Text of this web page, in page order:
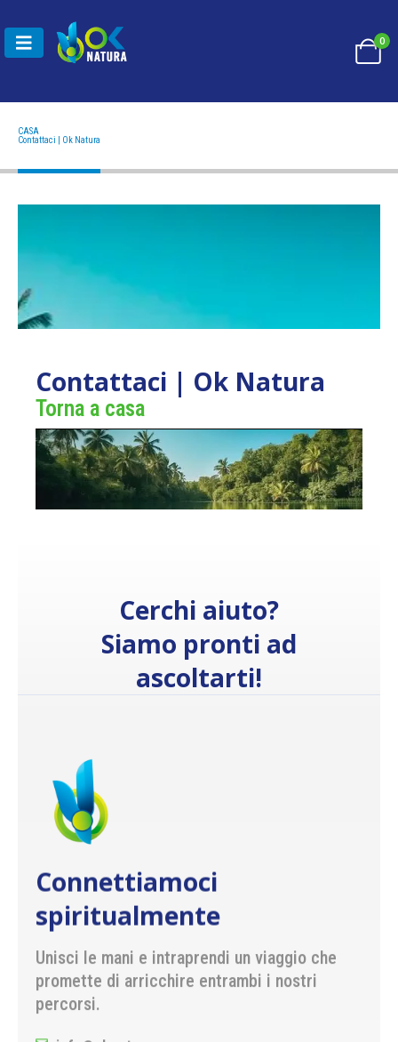
0
CASA
Contattaci | Ok Natura
Contattaci | Ok Natura
Torna a casa
Cerchi aiuto?
Siamo pronti ad
ascoltarti!
Connettiamoci
spiritualmente
promette di arricchire entrambi i nostri
percorsi.